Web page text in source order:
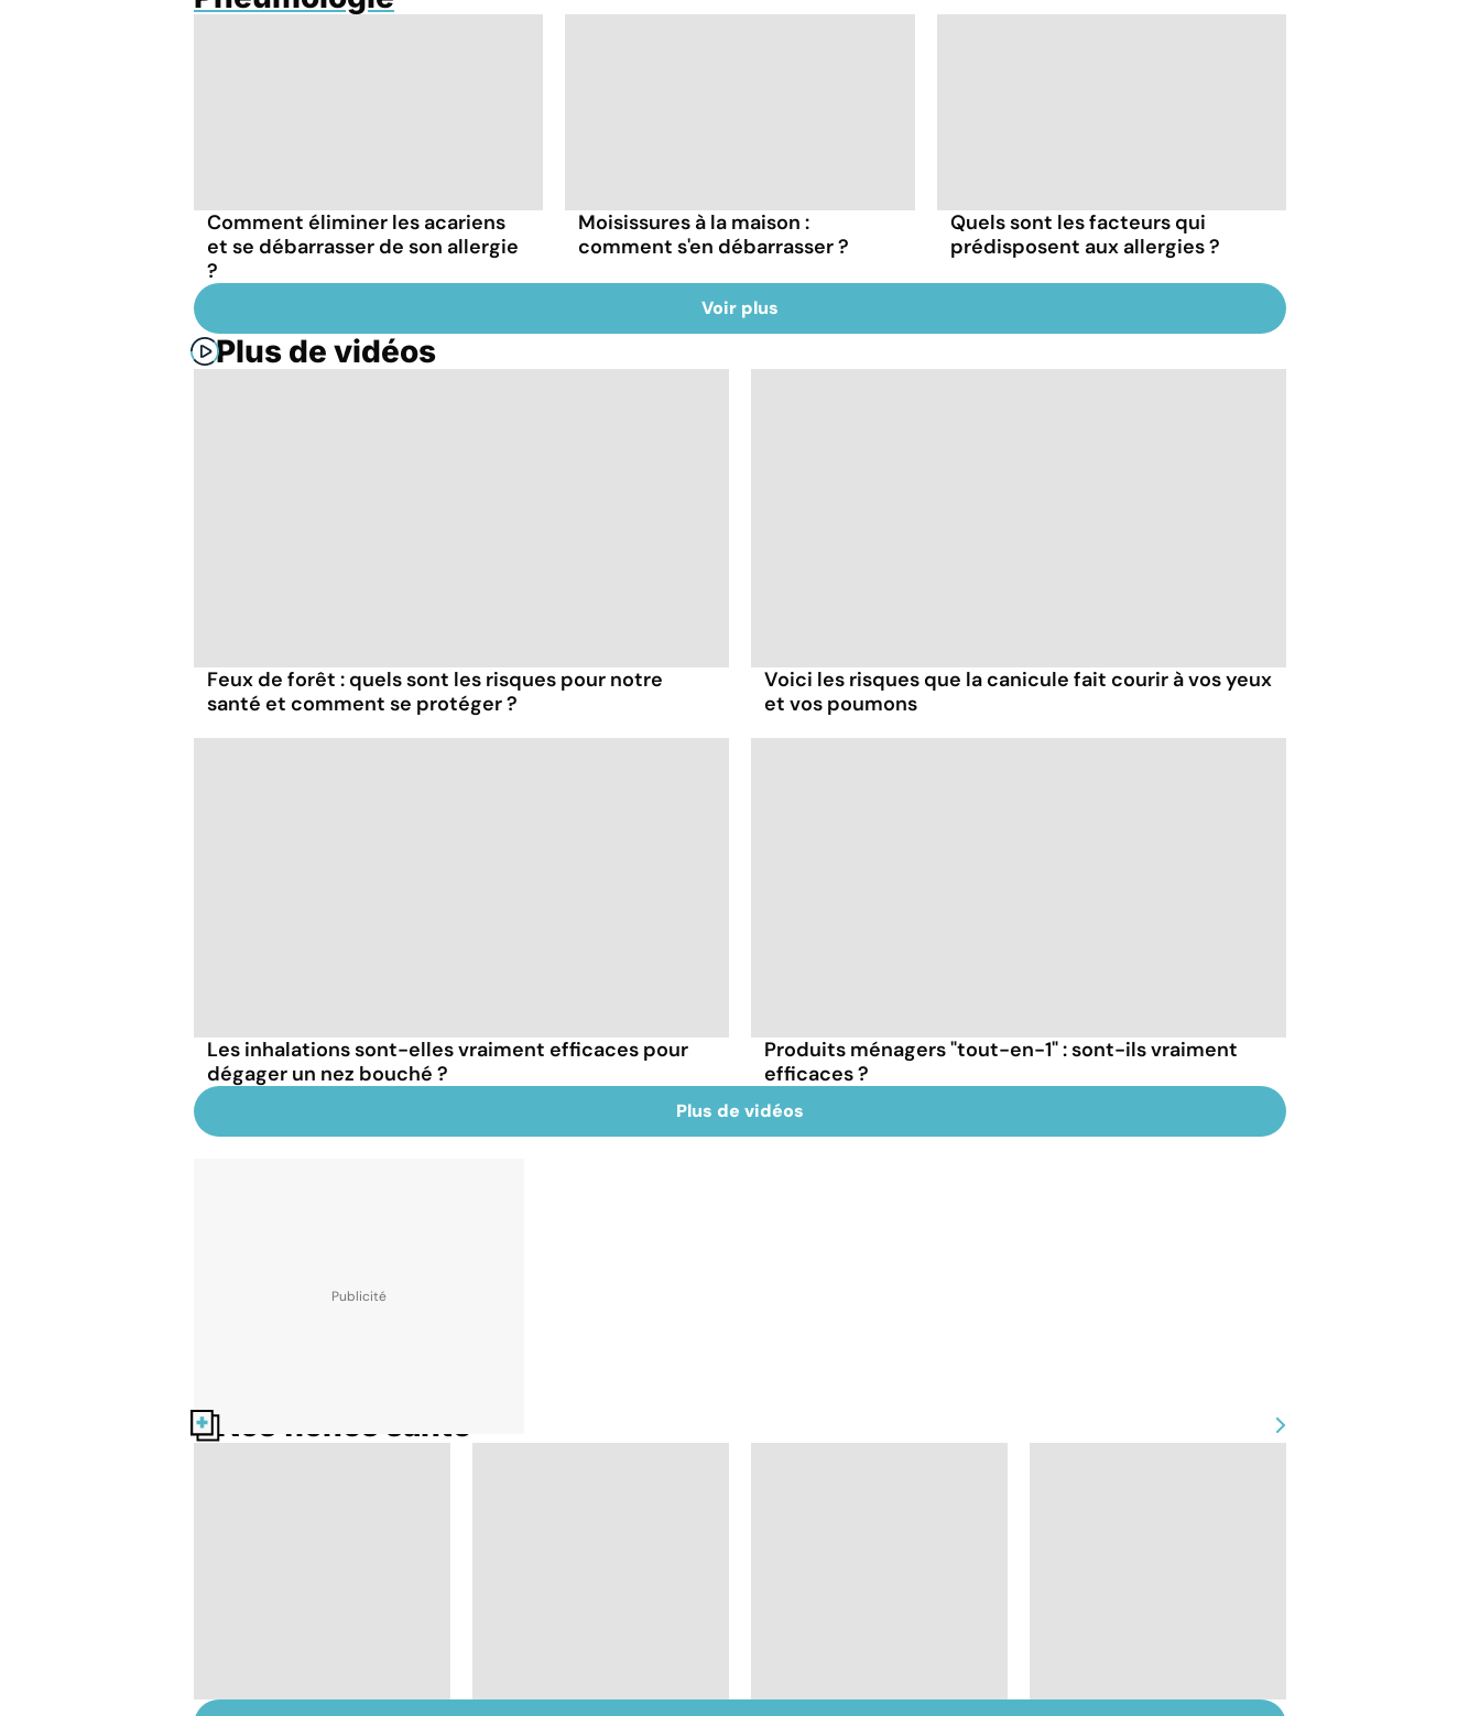
Comment éliminer les acariens
et se débarrasser de son allergie
?
Moisissures à la maison :
comment s'en débarrasser ?
Quels sont les facteurs qui
prédisposent aux allergies ?
Voir plus
Plus de vidéos
Feux de forêt : quels sont les risques pour notre
santé et comment se protéger ?
Voici les risques que la canicule fait courir à vos yeux
et vos poumons
Les inhalations sont-elles vraiment efficaces pour
dégager un nez bouché ?
Produits ménagers "tout-en-1" : sont-ils vraiment
efficaces ?
Plus de vidéos
Nos fiches santé